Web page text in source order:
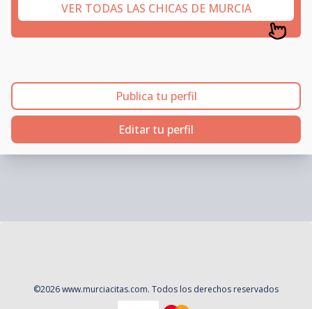
VER TODAS LAS CHICAS DE MURCIA
Publica tu perfil
Editar tu perfil
©2026www.murciacitas.com. Todos los derechos reservados